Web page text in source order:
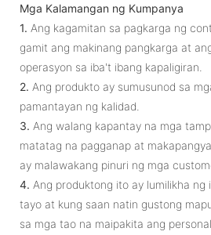
Mga Kalamangan ng Kumpanya
1. Ang kagamitan sa pagkarga ng
gamit ang makinang pangkarga at
operasyon sa iba't ibang kapaligiran.
2. Ang produkto ay sumusunod sa
pamantayan ng kalidad.
3. Ang walang kapantay na mga
matatag na pagganap at
ay malawakang pinuri ng mga
4. Ang produktong ito ay lumilikha ng
tayo at kung saan natin gustong
sa mga tao na maipakita ang